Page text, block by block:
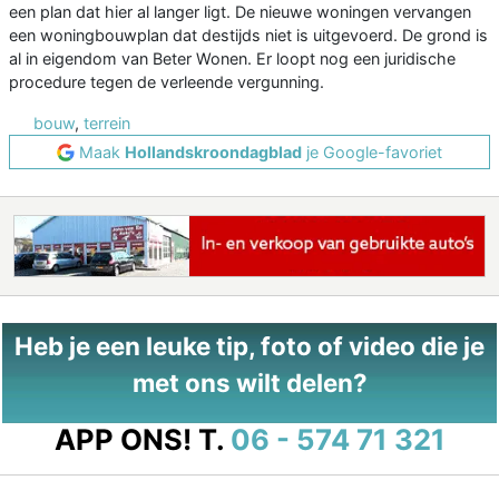
een plan dat hier al langer ligt. De nieuwe woningen vervangen
een woningbouwplan dat destijds niet is uitgevoerd. De grond is
al in eigendom van Beter Wonen. Er loopt nog een juridische
procedure tegen de verleende vergunning.
bouw, terrein
Maak Hollandskroondagblad je Google-favoriet
Heb je een leuke tip, foto of video die je
met ons wilt delen?
APP ONS! T. 06 - 574 71 321